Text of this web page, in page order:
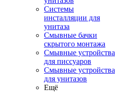
Системы
инсталляции для
унитаза
Смывные бачки
скрытого монтажа
Смывные устройства
для писсуаров
Смывные устройства
для унитазов
Ещё